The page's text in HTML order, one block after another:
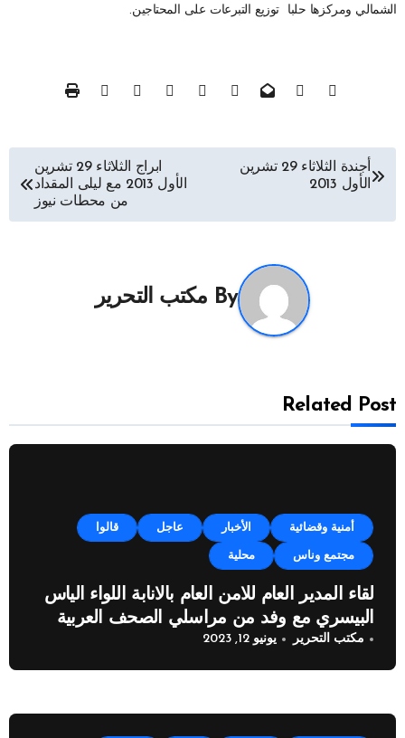
الشمالي ومركزها حلبا توزيع التبرعات على المحتاجين.
تصفّح
أجندة الثلاثاء 29 تشرين
الأول 2013
ابراج الثلاثاء 29 تشرين
الأول 2013 مع ليلى المقداد
من محطات نيوز
By مكتب التحرير
Related Post
أمنية وقضائية الأخبار عاجل قالوا
مجتمع وناس محلية
لقاء المدير العام للامن العام بالانابة اللواء الياس
البيسري مع وفد من مراسلي الصحف العربية
مكتب التحرير يونيو 12, 2023